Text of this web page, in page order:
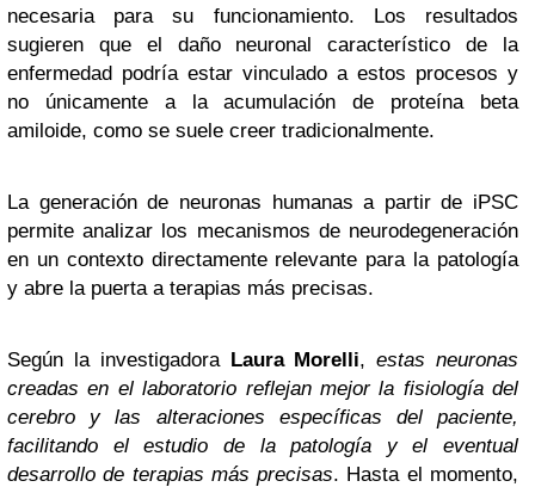
necesaria para su funcionamiento. Los resultados
sugieren que el daño neuronal característico de la
enfermedad podría estar vinculado a estos procesos y
no únicamente a la acumulación de proteína beta
amiloide, como se suele creer tradicionalmente.
La generación de neuronas humanas a partir de iPSC
permite analizar los mecanismos de neurodegeneración
en un contexto directamente relevante para la patología
y abre la puerta a terapias más precisas.
Según la investigadora Laura Morelli,estas neuronas
creadas en el laboratorio reflejan mejor la fisiología del
cerebro y las alteraciones específicas del paciente,
facilitando el estudio de la patología y el eventual
desarrollo de terapias más precisas. Hasta el momento,